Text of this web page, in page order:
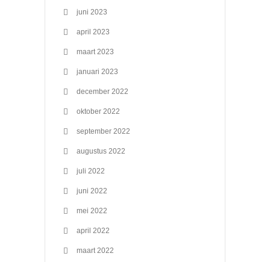
juni 2023
april 2023
maart 2023
januari 2023
december 2022
oktober 2022
september 2022
augustus 2022
juli 2022
juni 2022
mei 2022
april 2022
maart 2022